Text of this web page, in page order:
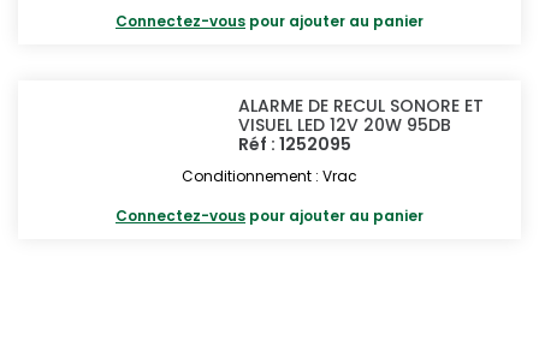
Connectez-vous pour ajouter au panier
ALARME DE RECUL SONORE ET
VISUEL LED 12V 20W 95DB
Réf : 1252095
Conditionnement : Vrac
Connectez-vous pour ajouter au panier